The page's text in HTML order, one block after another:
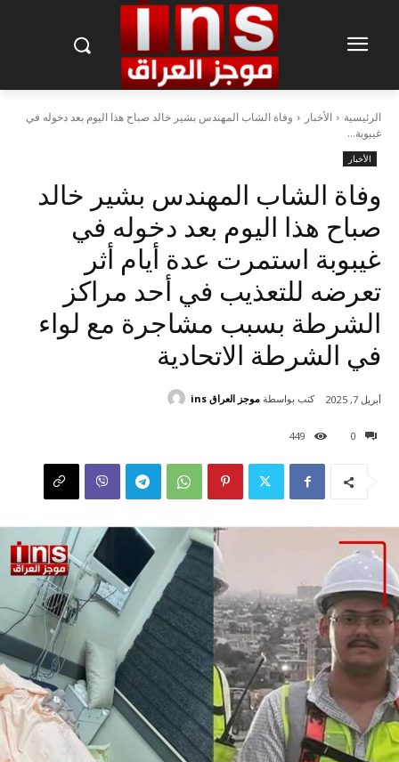
الرئيسية الأخبار
وفاة الشاب المهندس بشير خالد صباح هذا اليوم بعد دخوله في
غيبوبة...
الأخبار
وفاة الشاب المهندس بشير خالد
صباح هذا اليوم بعد دخوله في
غيبوبة استمرت عدة أيام أثر
تعرضه للتعذيب في أحد مراكز
الشرطة بسبب مشاجرة مع لواء
في الشرطة الاتحادية
0
449
أبريل 7, 2025 كتب بواسطة موجز العراق ins